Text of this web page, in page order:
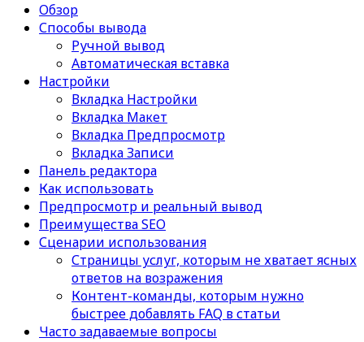
Обзор
Способы вывода
Ручной вывод
Автоматическая вставка
Настройки
Вкладка Настройки
Вкладка Макет
Вкладка Предпросмотр
Вкладка Записи
Панель редактора
Как использовать
Предпросмотр и реальный вывод
Преимущества SEO
Сценарии использования
Страницы услуг, которым не хватает ясных
ответов на возражения
Контент-команды, которым нужно
быстрее добавлять FAQ в статьи
Часто задаваемые вопросы